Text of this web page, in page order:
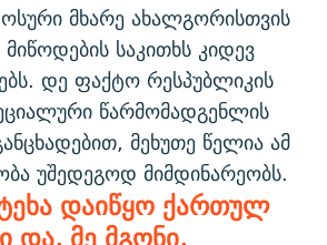
მხარე ახალგორისთვის
საკითხს კიდევ
დე ფაქტო რესპუბლიკის
წარმომადგენლის
მეხუთე წელია ამ
უშედეგოდ მიმდინარეობს.
დაიწყო ქართულ